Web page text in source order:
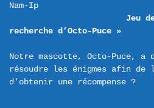
Nam-Ip
Jeu
recherche d’Octo-Puce »
Notre mascotte, Octo-Puce, a
résoudre les énigmes afin